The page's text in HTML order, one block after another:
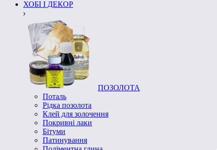
ХОБІ І ДЕКОР
ПОЗОЛОТА
Поталь
Рідка позолота
Клей для золочення
Покривні лаки
Бітуми
Патинування